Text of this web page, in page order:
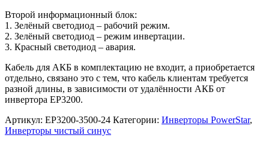
Второй информационный блок:
1. Зелёный светодиод – рабочий режим.
2. Зелёный светодиод – режим инвертации.
3. Красный светодиод – авария.
Кабель для АКБ в комплектацию не входит, а приобретается
отдельно, связано это с тем, что кабель клиентам требуется
разной длины, в зависимости от удалённости АКБ от
инвертора EP3200.
Артикул: EP3200-3500-24 Категории: Инверторы PowerStar,
Инверторы чистый синус